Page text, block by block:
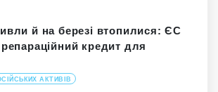
й на березі втопилися: ЄС
кредит для
АКТИВІВ